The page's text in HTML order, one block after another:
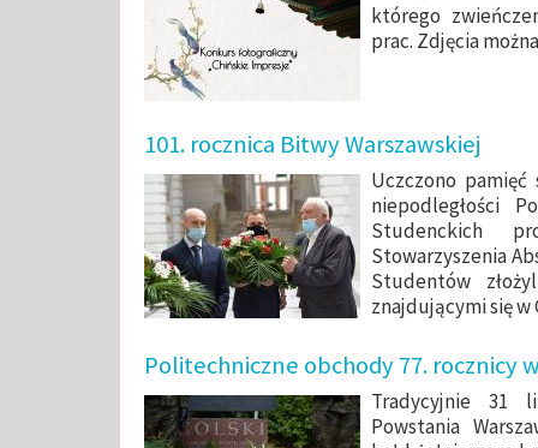
którego
prac. Zdjęcia
101. rocznica Bitwy Warszawskiej
Uczczono
niepodległości
Studenckich
Stowarzyszenia
Studentów
znajdującymi się w
Politechniczne obchody 77. rocznicy
Tradycyjnie
Powstania